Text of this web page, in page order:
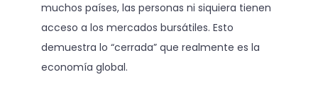
muchos países, las personas ni siquiera tienen
acceso a los mercados bursátiles. Esto
demuestra lo “cerrada” que realmente es la
economía global.